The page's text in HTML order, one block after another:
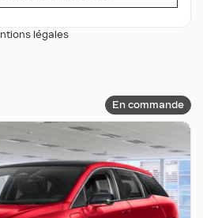
légales
En commande